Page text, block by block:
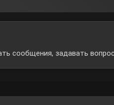
сообщения, задавать